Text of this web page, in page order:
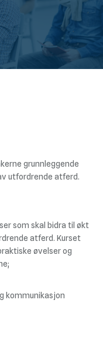
grunnleggende
utfordrende atferd.
som skal bidra til økt
atferd. Kurset
øvelser og
kommunikasjon